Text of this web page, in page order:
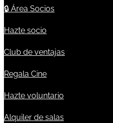
🔒 Área Socios
Hazte socio
Club de ventajas
Regala Cine
Hazte voluntario
Alquiler de salas